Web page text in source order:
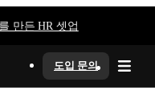
만든 HR 셋업
도입 문의